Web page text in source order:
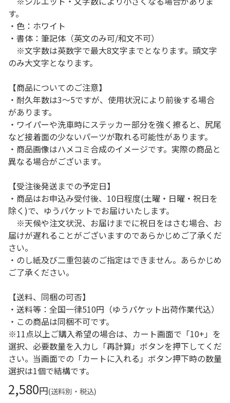
す。
・色：ホワイト
・書体：筆記体（英文のみ可/和文不可）
※文字数は英数字で最大8文字までとなります。頭文字
のみ大文字となります。
【商品についてのご注意】
・耐久年数は3～5ですが、使用状況により前後する場合
があります。
・ワイパーや洗車時にステッカー部分を強く擦ると、尻尾
など接着面の少ないパーツが取れる可能性があります。
・商品画像はハメコミ合成のイメージです。実際の商品と
異なる場合がございます。
【受注後発送までの予定日】
・商品はお申込み受付後、10日程度(土曜・日曜・祝日を
除く)で、ゆうパケットでお届けいたします。
※天候や注文状況、お届けまでに祝日をはさむ場合、お
届けが遅れることがございますのであらかじめご了承くだ
さい。
・のし紙及び二重包装のご指定はできません。あらかじめ
ご了承ください。
【送料、同梱の可否】
・送料等：全国一律510円（ゆうパケット出荷作業代込）
・この商品は同梱不可です。
※11点以上ご購入希望の場合は、カート画面で「10+」を
選択、必要数量を入力し「再計算」ボタンを押下してくだ
さい。当画面での「カートに入れる」ボタン押下時の数量
選択は1個で結構です。
2,580円(送料別・税込)